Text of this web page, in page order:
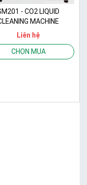
- CO2 LIQUID
MACHINE
Liên hệ
CHỌN MUA